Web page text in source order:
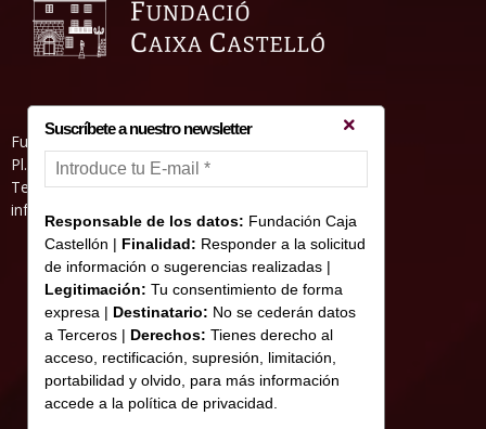
Fundació Caixa Castelló • Casa Abadía
Pl. de l’Herba, s/nº. 12001 Castelló de la Plana
Telèfon 964 232 551 • Fax 964 231 550
informacion@fundacioncajacastellon.es
Suscríbete a nuestro newsletter
Responsable de los datos: Fundación Caja
Castellón | Finalidad: Responder a la solicitud
de información o sugerencias realizadas |
Legitimación: Tu consentimiento de forma
expresa | Destinatario: No se cederán datos
a Terceros | Derechos: Tienes derecho al
acceso, rectificación, supresión, limitación,
portabilidad y olvido, para más información
accede a la política de privacidad.